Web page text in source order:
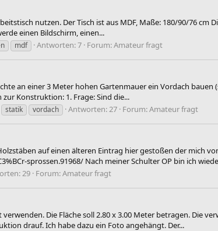
nutzen. Der Tisch ist aus MDF, Maße: 180/90/76
einen Bildschirm, einen...
mdf Antworten: 7 Forum:Amateur fragt
an einer 3 Meter hohen Gartenmauer ein Vordach bauen
Konstruktion: 1. Frage: Sind die...
statik vordach Antworten: 27 Forum:Amateur fragt
auf einen älteren Eintrag hier gestoßen der mich
sprossen.91968/ Nach meiner Schulter OP bin ich
29 Forum:Amateur fragt
Die Fläche soll 2.80 x 3.00 Meter betragen. Die
drauf. Ich habe dazu ein Foto angehängt. Der...